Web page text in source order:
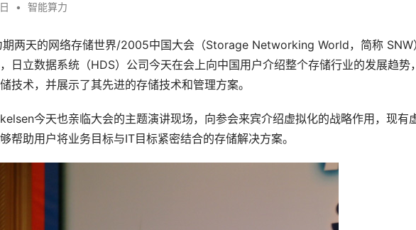
• 智能算力
期两天的网络存储世界/2005中国大会（Storage Networking World，简称 SNW
日立数据系统（HDS）公司今天在会上向中国用户介绍整个存储行业的发展趋势
技术，并展示了其先进的存储技术和管理方案。
今天也亲临大会的主题演讲现场，向参会来宾介绍虚拟化的战略作用，现有
帮助用户将业务目标与IT目标紧密结合的存储解决方案。